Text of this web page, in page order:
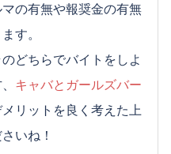
たい！メイド喫茶で働く
う？キャバ嬢の仕事内容
ルズバー・キャバクラの
ファミレスでバイトをす
の有無や報奨金の有無
す。
どちらでバイトをしよ
キャバとガールズバー
リットを良く考えた上
いね！